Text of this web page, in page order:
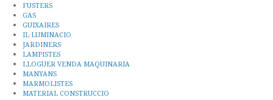
FUSTERS
GAS
GUIXAIRES
IL·LUMINACIO
JARDINERS
LAMPISTES
LLOGUER VENDA MAQUINARIA
MANYANS
MARMOLISTES
MATERIAL CONSTRUCCIO